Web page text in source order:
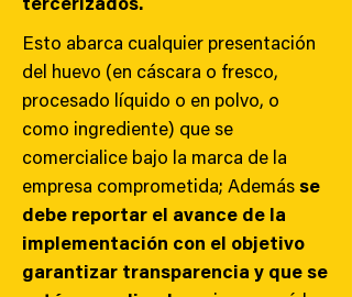
tercerizados.
Esto abarca cualquier presentación
del huevo (en cáscara o fresco,
procesado líquido o en polvo, o
como ingrediente) que se
comercialice bajo la marca de la
empresa comprometida; Además se
debe reportar el avance de la
implementación con el objetivo
garantizar transparencia y que se